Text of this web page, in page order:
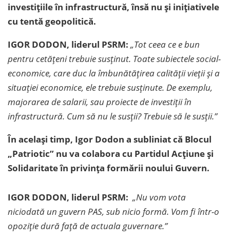
investițiile în infrastructură, însă nu și inițiativele
cu tentă geopolitică.
IGOR DODON, liderul PSRM: „Tot ceea ce e bun
pentru cetățeni trebuie susținut. Toate subiectele social-
economice, care duc la îmbunătățirea calității vieții și a
situației economice, ele trebuie susținute. De exemplu,
majorarea de salarii, sau proiecte de investiții în
infrastructură. Cum să nu le susții? Trebuie să le susții.”
În același timp, Igor Dodon a subliniat că Blocul
„Patriotic” nu va colabora cu Partidul Acțiune și
Solidaritate în privința formării noului Guvern.
IGOR DODON, liderul PSRM: „Nu vom vota
niciodată un guvern PAS, sub nicio formă. Vom fi într-o
opoziție dură față de actuala guvernare.”